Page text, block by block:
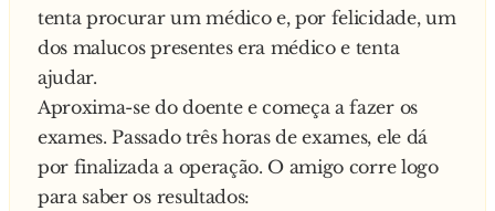
tenta procurar um médico e, por felicidade, um
dos malucos presentes era médico e tenta
ajudar.
Aproxima-se do doente e começa a fazer os
exames. Passado três horas de exames, ele dá
por finalizada a operação. O amigo corre logo
para saber os resultados: